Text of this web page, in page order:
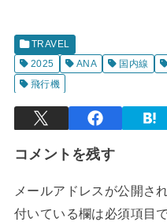
TRAVEL
2025
ANA 国内線
飛行機
コメントを残す
メールアドレスが公開さ
付いている欄は必須項目